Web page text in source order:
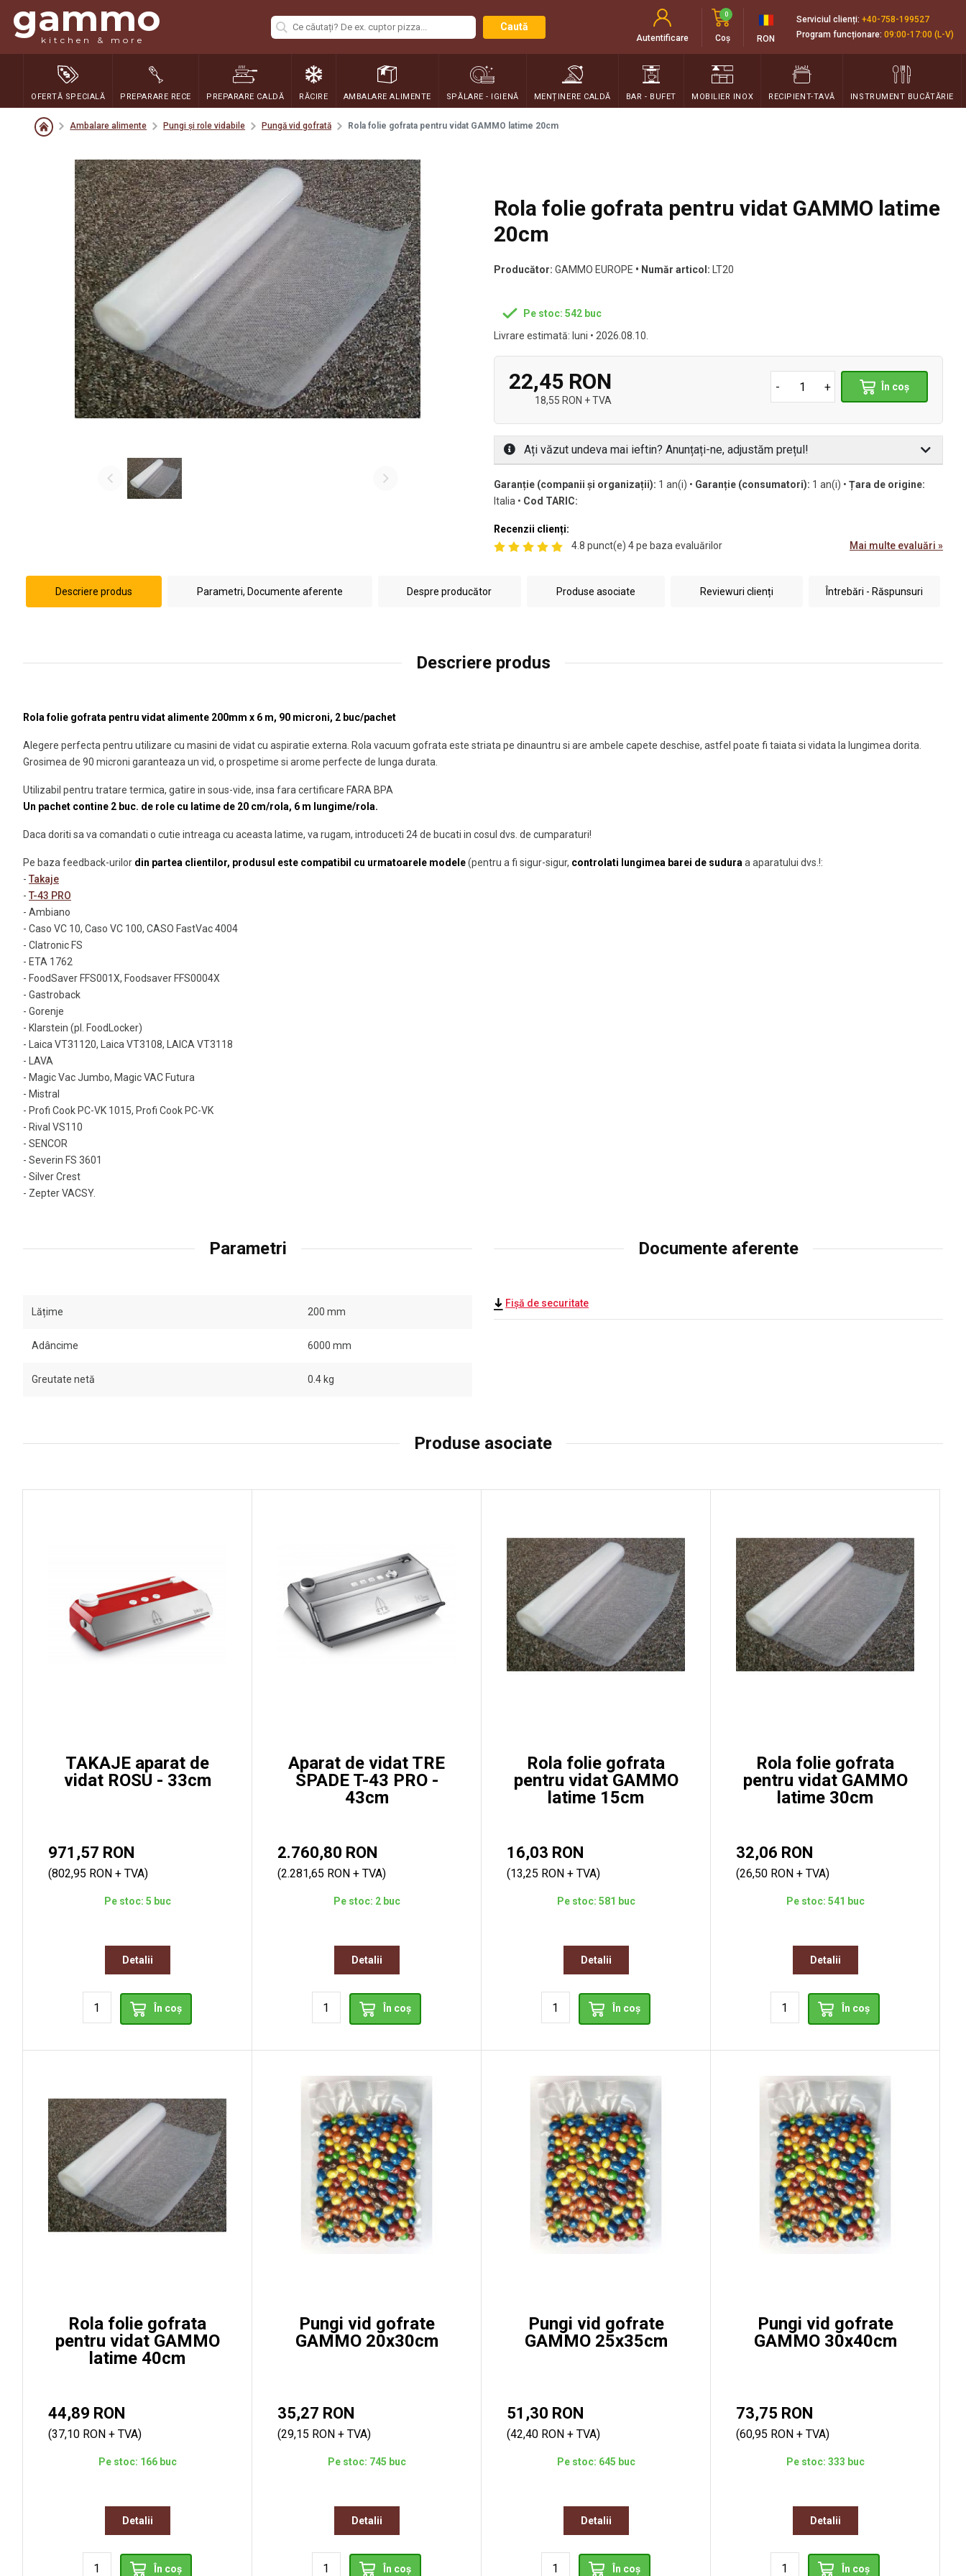
gammo
kitchen & more
Caută
Autentificare Coș
0
RON
Serviciul clienți: +40-758-199527
Program funcționare: 09:00-17:00 (L-V)
OFERTĂ SPECIALĂ PREPARARE RECE PREPARARE CALDĂ RĂCIRE AMBALARE ALIMENTE SPĂLARE - IGIENĂ MENȚINERE CALDĂ BAR - BUFET MOBILIER INOX RECIPIENT-TAVĂ INSTRUMENT BUCĂTĂRIE
Ambalare alimente Pungi și role vidabile Pungă vid gofrată Rola folie gofrata pentru vidat GAMMO latime 20cm
Rola folie gofrata pentru vidat GAMMO latime
20cm
Producător: GAMMO EUROPE • Număr articol: LT20
Pe stoc: 542 buc
Livrare estimată: luni • 2026.08.10.
22,45 RON
18,55 RON + TVA
- + În coș
Ați văzut undeva mai ieftin? Anunțați-ne, adjustăm prețul!
Garanție (companii și organizații): 1 an(i) • Garanție (consumatori): 1 an(i) • Țara de origine:
Italia • Cod TARIC:
Recenzii clienți:
4.8 punct(e) 4 pe baza evaluărilor
Mai multe evaluări »
Descriere produs Parametri, Documente aferente Despre producător Produse asociate Reviewuri clienți Întrebări - Răspunsuri
Descriere produs
Rola folie gofrata pentru vidat alimente 200mm x 6 m, 90 microni, 2 buc/pachet
Alegere perfecta pentru utilizare cu masini de vidat cu aspiratie externa. Rola vacuum gofrata este striata pe dinauntru si are ambele capete deschise, astfel poate fi taiata si vidata la lungimea dorita.
Grosimea de 90 microni garanteaza un vid, o prospetime si arome perfecte de lunga durata.
Utilizabil pentru tratare termica, gatire in sous-vide, insa fara certificare FARA BPA
Un pachet contine 2 buc. de role cu latime de 20 cm/rola, 6 m lungime/rola.
Daca doriti sa va comandati o cutie intreaga cu aceasta latime, va rugam, introduceti 24 de bucati in cosul dvs. de cumparaturi!
Pe baza feedback-urilor din partea clientilor, produsul este compatibil cu urmatoarele modele(pentru a fi sigur-sigur, controlati lungimea barei de suduraa aparatului dvs.!:
- Takaje
- T-43 PRO
- Ambiano
- Caso VC 10, Caso VC 100, CASO FastVac 4004
- Clatronic FS
- ETA 1762
- FoodSaver FFS001X, Foodsaver FFS0004X
- Gastroback
- Gorenje
- Klarstein (pl. FoodLocker)
- Laica VT31120, Laica VT3108, LAICA VT3118
- LAVA
- Magic Vac Jumbo, Magic VAC Futura
- Mistral
- Profi Cook PC-VK 1015, Profi Cook PC-VK
- Rival VS110
- SENCOR
- Severin FS 3601
- Silver Crest
- Zepter VACSY.
Parametri
Lățime 200 mm
Adâncime 6000 mm
Greutate netă 0.4 kg
Documente aferente
Fișă de securitate
Produse asociate
TAKAJE aparat de
vidat ROSU - 33cm
971,57 RON
(802,95 RON + TVA)
Pe stoc: 5 buc
Detalii
În coș
Aparat de vidat TRE
SPADE T-43 PRO -
43cm
2.760,80 RON
(2.281,65 RON + TVA)
Pe stoc: 2 buc
Detalii
În coș
Rola folie gofrata
pentru vidat GAMMO
latime 15cm
16,03 RON
(13,25 RON + TVA)
Pe stoc: 581 buc
Detalii
În coș
Rola folie gofrata
pentru vidat GAMMO
latime 30cm
32,06 RON
(26,50 RON + TVA)
Pe stoc: 541 buc
Detalii
În coș
Rola folie gofrata
pentru vidat GAMMO
latime 40cm
44,89 RON
(37,10 RON + TVA)
Pe stoc: 166 buc
Detalii
În coș
Pungi vid gofrate
GAMMO 20x30cm
35,27 RON
(29,15 RON + TVA)
Pe stoc: 745 buc
Detalii
În coș
Pungi vid gofrate
GAMMO 25x35cm
51,30 RON
(42,40 RON + TVA)
Pe stoc: 645 buc
Detalii
În coș
Pungi vid gofrate
GAMMO 30x40cm
73,75 RON
(60,95 RON + TVA)
Pe stoc: 333 buc
Detalii
În coș